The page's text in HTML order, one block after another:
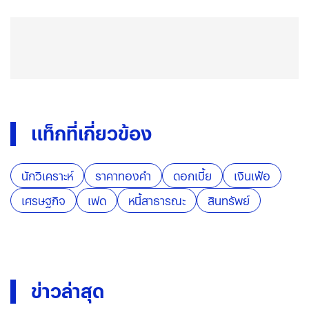
แท็กที่เกี่ยวข้อง
นักวิเคราะห์ ราคาทองคำ ดอกเบี้ย
เงินเฟ้อ
เศรษฐกิจ
เฟด หนี้สาธารณะ สินทรัพย์
ข่าวล่าสุด